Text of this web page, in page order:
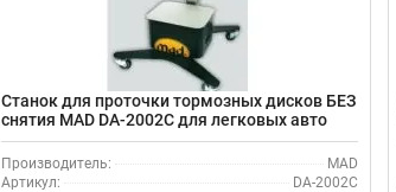
Станок для проточки тормозных дисков БЕЗ
снятия MAD DA-2002C для легковых авто
Производитель:
MAD
Артикул:
DA-2002C